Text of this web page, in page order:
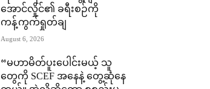
အောင်လှိုင်၏ ခရီးစဉ်ကို
ကန့်ကွက်ရှုတ်ချ
August 6, 2026
“မဟာမိတ်ပူးပေါင်းမယ့် သူ
တွေကို SCEF အနေနဲ့ တွေ့ဆုံနေ